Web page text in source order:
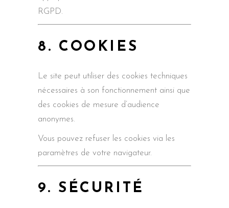
RGPD.
8. COOKIES
Le site peut utiliser des cookies techniques
nécessaires à son fonctionnement ainsi que
des cookies de mesure d’audience
anonymes.
Vous pouvez refuser les cookies via les
paramètres de votre navigateur.
9. SÉCURITÉ